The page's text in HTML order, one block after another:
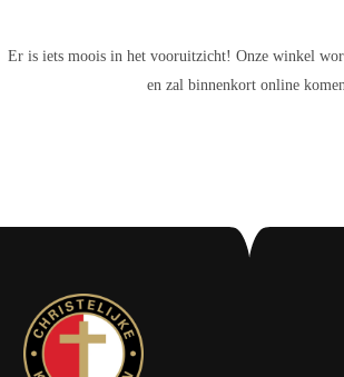
Er is iets moois in het vooruitzicht! Onze winkel
en zal binnenkort online